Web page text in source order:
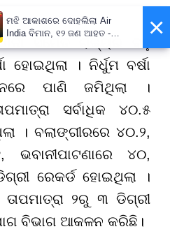
ସମେତ ରାଜ୍ୟର ବହୁ
ହୋଇଥିଲା । ନିର୍ଧୁମ ବର୍ଷା
ପାଣି ଜମିଥିଲା ।
ସର୍ବାଧିକ ୪୦.୫
। ବଲାଙ୍ଗୀରରେ ୪୦.୨,
୪୦,
ରେକର୍ଡ ହୋଇଥିଲା ।
୨ରୁ ୩ ଡିଗ୍ରୀ
ବିଭାଗ ଆକଳନ କରିଛି।
×
ମଝି ଆକାଶରେ ଦୋହଲିଲା Air
India ବିମାନ, ୧୨ ଜଣ ଆହତ -